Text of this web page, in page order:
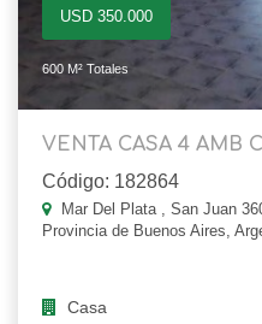
USD 350.000
600 M² Totales
VENTA CASA 4 AMB
Código: 182864
Mar Del Plata , San Juan
Provincia de Buenos Aires,
Casa